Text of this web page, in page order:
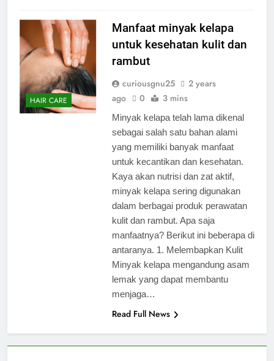
HAIR CARE
Manfaat minyak kelapa
untuk kesehatan kulit dan
rambut
curiousgnu25
2 years
ago
0 3 mins
Minyak kelapa telah lama dikenal
sebagai salah satu bahan alami
yang memiliki banyak manfaat
untuk kecantikan dan kesehatan.
Kaya akan nutrisi dan zat aktif,
minyak kelapa sering digunakan
dalam berbagai produk perawatan
kulit dan rambut. Apa saja
manfaatnya? Berikut ini beberapa di
antaranya. 1. Melembapkan Kulit
Minyak kelapa mengandung asam
lemak yang dapat membantu
menjaga…
Read Full News